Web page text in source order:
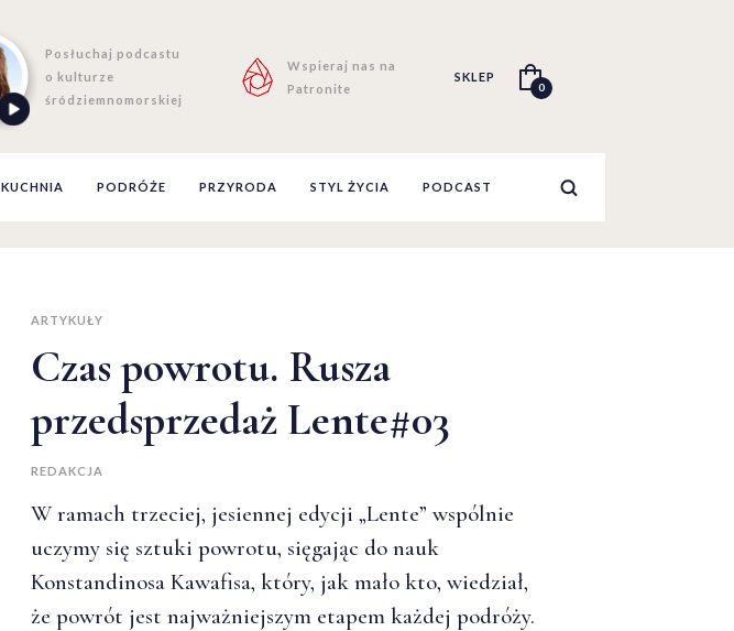
Posłuchaj podcastu
o kulturze
śródziemnomorskiej
Wspieraj nas na
Patronite
SKLEP
0
KUCHNIA PODRÓŻE PRZYRODA STYL ŻYCIA PODCAST
ARTYKUŁY
Czas powrotu. Rusza
przedsprzedaż Lente#03
REDAKCJA
W ramach trzeciej, jesiennej edycji „Lente” wspólnie
uczymy się sztuki powrotu, sięgając do nauk
Konstandinosa Kawafisa, który, jak mało kto, wiedział,
że powrót jest najważniejszym etapem każdej podróży.